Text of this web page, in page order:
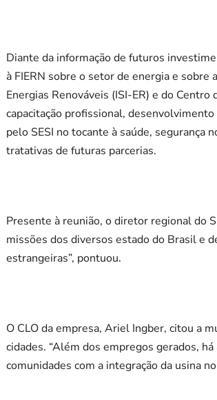
Diante da informação de futuros
à FIERN sobre o setor de energia e sobre
Energias Renováveis (ISI-ER) e do
capacitação profissional,
pelo SESI no tocante à saúde, segurança
tratativas de futuras parcerias.
Presente à reunião, o diretor regional do
missões dos diversos estado do Brasil e
estrangeiras”, pontuou.
O CLO da empresa, Ariel Ingber, citou a
cidades. “Além dos empregos gerados,
comunidades com a integração da usina